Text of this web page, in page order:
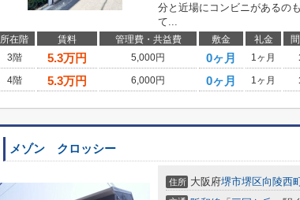
分と近場にコンビニがあるの
て...
所在階 賃料 管理費・共益費 敷金 礼金
3階
5.3万円 5,000円 0ヶ月 1ヶ月
4階
5.3万円 6,000円 0ヶ月 1ヶ月
メゾン クロッシー
住所 大阪府堺市堺区向陵西